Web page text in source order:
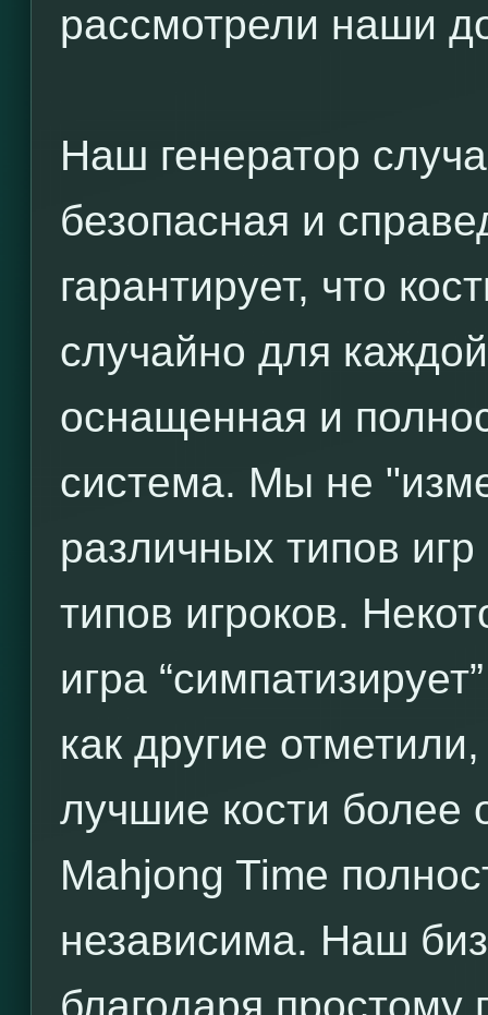
рассмотрели наши
Наш генератор
безопасная и
гарантирует, что
случайно для
оснащенная и
система. Мы не
различных типов
типов игроков.
игра
как другие
лучшие кости более
Mahjong Time
независима. Наш